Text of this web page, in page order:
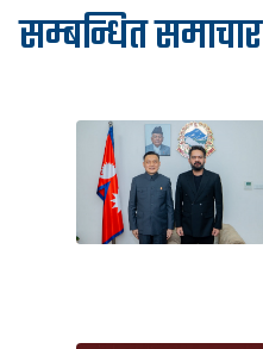
सम्बन्धित समाचार